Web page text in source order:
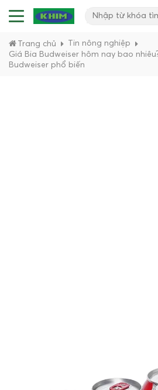
Trang chủ
Tin nông nghiệp
Giá Bia Budweiser hôm nay bao
Budweiser phổ biến